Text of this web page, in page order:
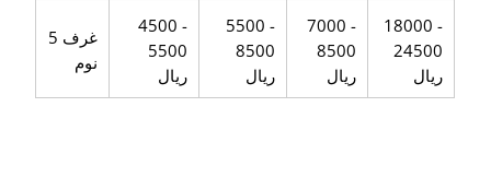
5 غرف
نوم
4500 -
5500
ريال
5500 -
8500
ريال
7000 -
8500
ريال
18000 -
24500
ريال